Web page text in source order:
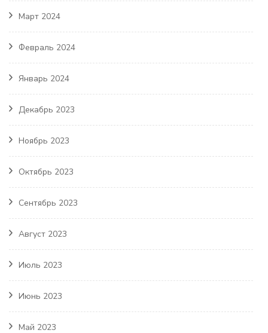
Март 2024
Февраль 2024
Январь 2024
Декабрь 2023
Ноябрь 2023
Октябрь 2023
Сентябрь 2023
Август 2023
Июль 2023
Июнь 2023
Май 2023